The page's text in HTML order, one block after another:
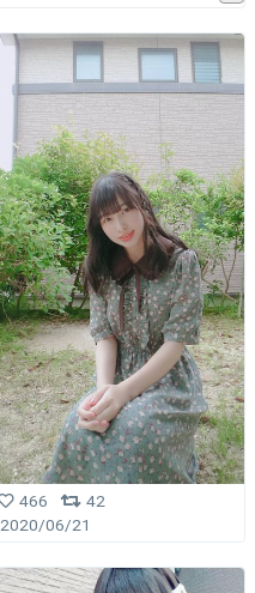
466
42
2020/06/21